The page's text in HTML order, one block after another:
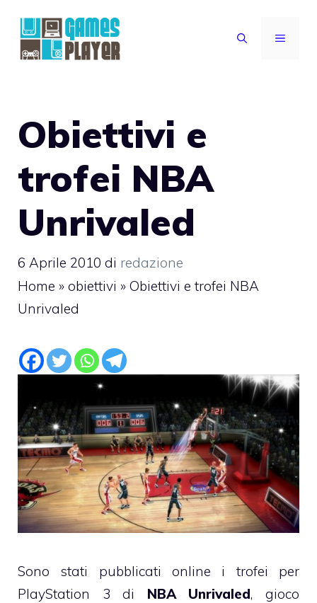
contenuto
MENU
Obiettivi e
trofei NBA
Unrivaled
6 Aprile 2010 di redazione
Home » obiettivi » Obiettivi e trofei NBA
Unrivaled
Sono stati pubblicati online i trofei per
PlayStation 3 di NBA Unrivaled, gioco